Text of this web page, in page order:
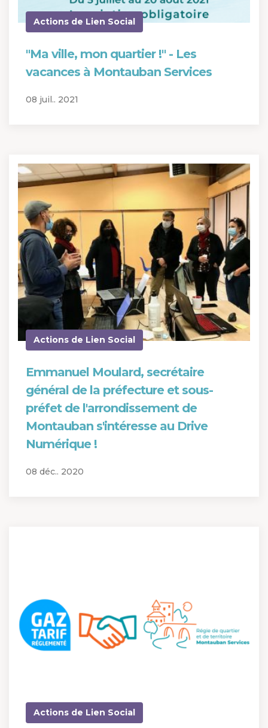
Actions de Lien Social
"Ma ville, mon quartier !" - Les
vacances à Montauban Services
08 juil.. 2021
Actions de Lien Social
Emmanuel Moulard, secrétaire
général de la préfecture et sous-
préfet de l'arrondissement de
Montauban s'intéresse au Drive
Numérique !
08 déc.. 2020
Actions de Lien Social